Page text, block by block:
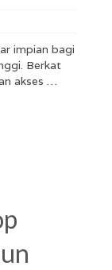
impian bagi
Berkat
akses …